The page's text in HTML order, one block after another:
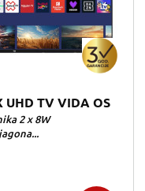
UHD TV VIDA OS
2 x 8W